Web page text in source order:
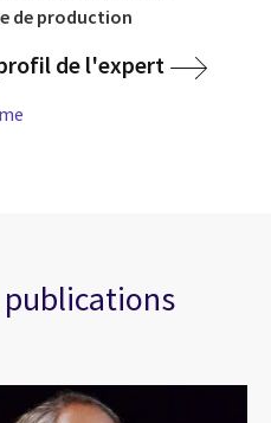
de production
de l'expert